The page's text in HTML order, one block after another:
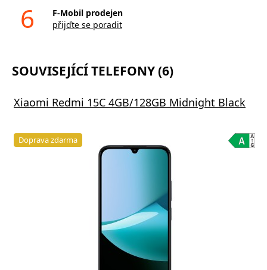
6
F-Mobil prodejen
přijďte se poradit
SOUVISEJÍCÍ TELEFONY (6)
Xiaomi Redmi 15C 4GB/128GB Midnight Black
Doprava zdarma